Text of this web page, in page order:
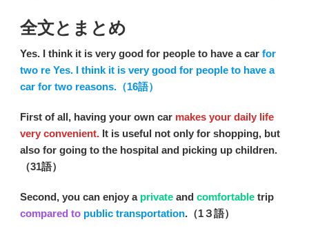
全文とまとめ
Yes. I think it is very good for people to have a car for
two re Yes. I think it is very good for people to have a
car for two reasons.（16語）
First of all, having your own car makes your daily life
very convenient. It is useful not only for shopping, but
also for going to the hospital and picking up children.
（31語）
Second, you can enjoy a private and comfortable trip
compared to public transportation.（1３語）